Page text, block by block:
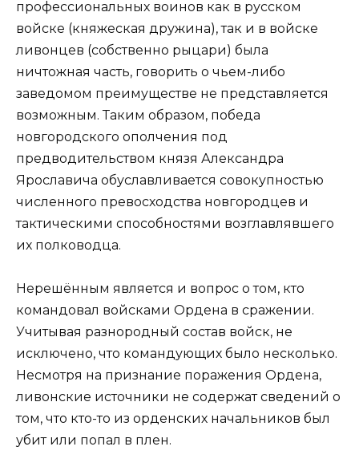
профессиональных воинов как в русском
войске (княжеская дружина), так и в войске
ливонцев (собственно рыцари) была
ничтожная часть, говорить о чьем-либо
заведомом преимуществе не представляется
возможным. Таким образом, победа
новгородского ополчения под
предводительством князя Александра
Ярославича обуславливается совокупностью
численного превосходства новгородцев и
тактическими способностями возглавлявшего
их полководца.
Нерешённым является и вопрос о том, кто
командовал войсками Ордена в сражении.
Учитывая разнородный состав войск, не
исключено, что командующих было несколько.
Несмотря на признание поражения Ордена,
ливонские источники не содержат сведений о
том, что кто-то из орденских начальников был
убит или попал в плен.